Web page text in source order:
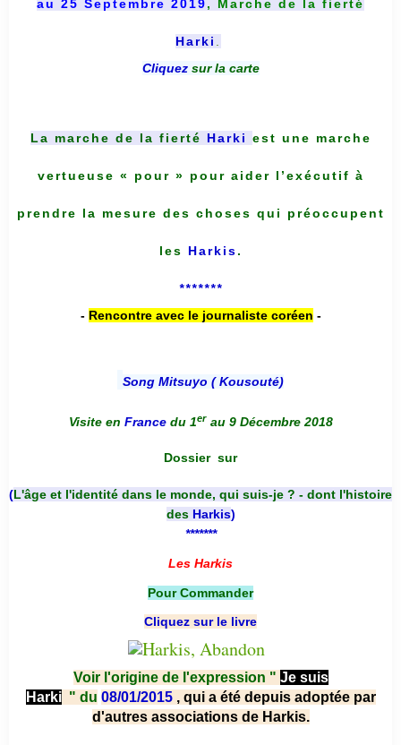
au 25 Septembre 2019, Marche de la fierté
Harki .
Cliquez sur la carte
La marche de la fierté Harki est une marche
vertueuse « pour » pour aider l’exécutif à
prendre la mesure des choses qui préoccupent
les Harkis.
*******
- Rencontre avec le journaliste coréen -
Song Mitsuyo ( Kousouté)
Visite en France du 1er au 9 Décembre 2018
Dossier sur
(L'âge et l'identité dans le monde, qui suis-je ? - dont l'histoire
des Harkis)
*******
Les Harkis
Pour Commander
Cliquez sur le livre
Voir l'origine de l'expression " Je suis
Harki " du 08/01/2015 , qui a été depuis adoptée par
d'autres associations de Harkis.